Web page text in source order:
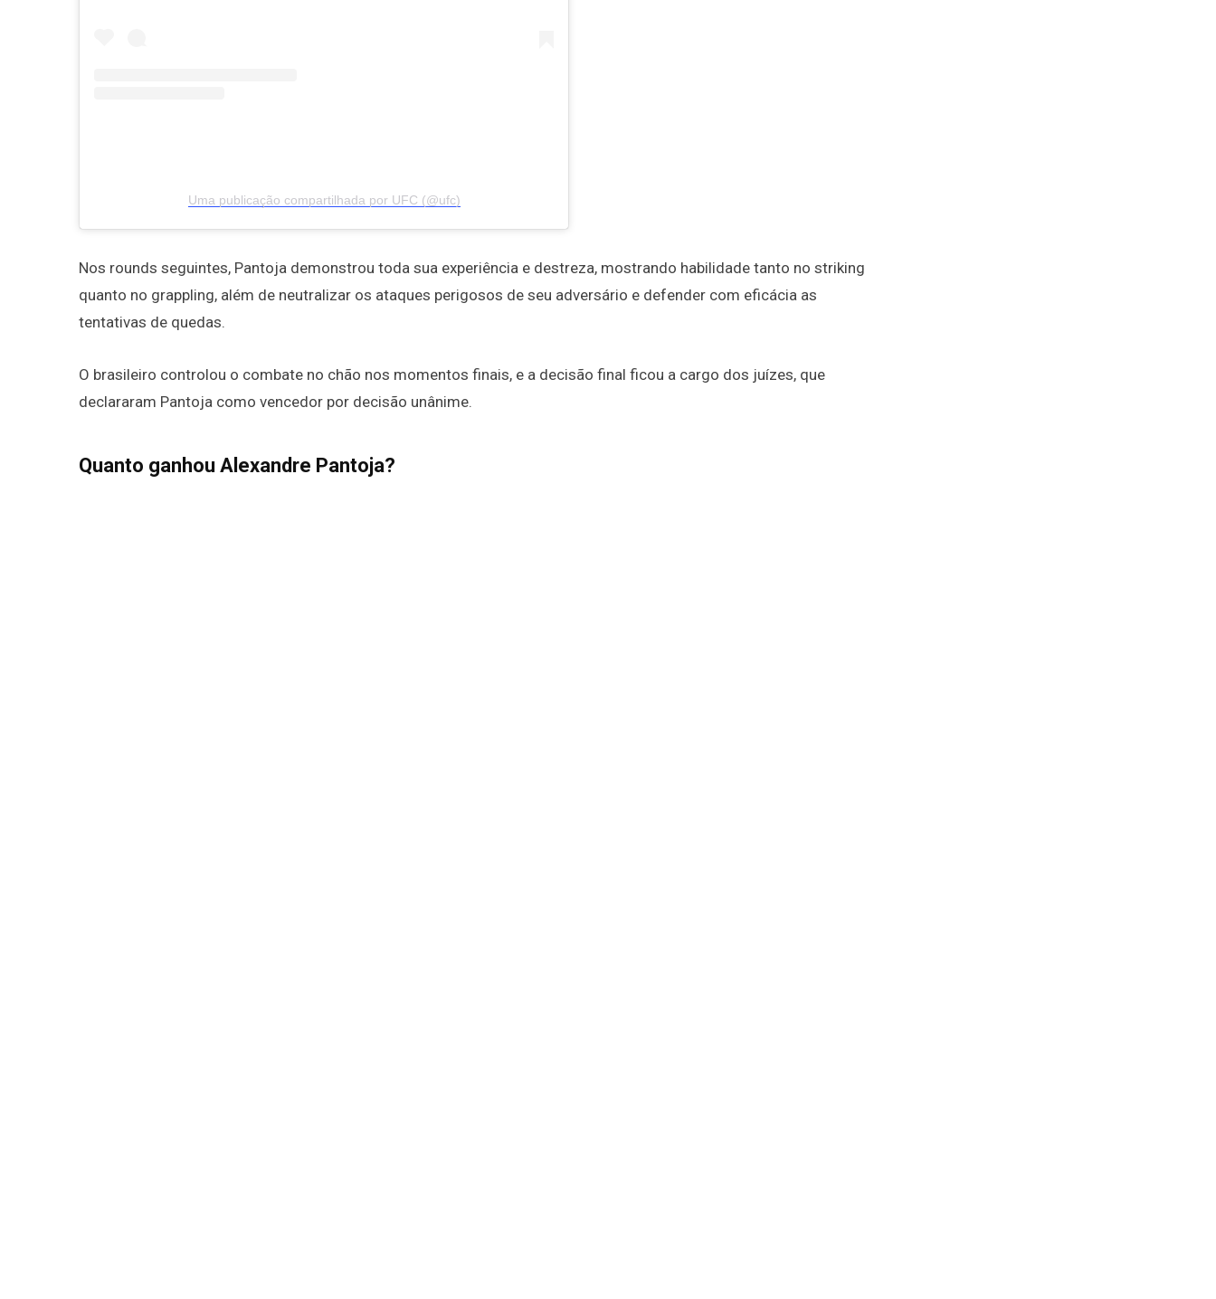
Uma publicação compartilhada por UFC (@ufc)
Nos rounds seguintes, Pantoja demonstrou toda sua experiência e destreza, mostrando habilidade tanto no striking
quanto no grappling, além de neutralizar os ataques perigosos de seu adversário e defender com eficácia as
tentativas de quedas.
O brasileiro controlou o combate no chão nos momentos finais, e a decisão final ficou a cargo dos juízes, que
declararam Pantoja como vencedor por decisão unânime.
Quanto ganhou Alexandre Pantoja?